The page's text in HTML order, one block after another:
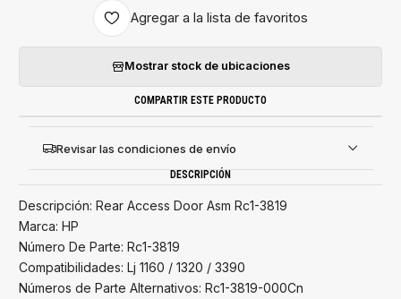
Agregar a la lista de favoritos
Mostrar stock de ubicaciones
COMPARTIR ESTE PRODUCTO
Revisar las condiciones de envío
DESCRIPCIÓN
Descripción: Rear Access Door Asm Rc1-3819
Marca: HP
Número De Parte: Rc1-3819
Compatibilidades: Lj 1160 / 1320 / 3390
Números de Parte Alternativos: Rc1-3819-000Cn